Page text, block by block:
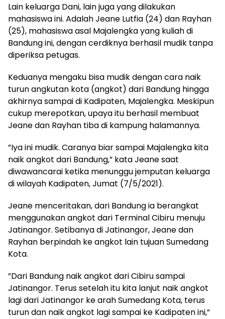
Lain keluarga Dani, lain juga yang dilakukan
mahasiswa ini. Adalah Jeane Lutfia (24) dan Rayhan
(25), mahasiswa asal Majalengka yang kuliah di
Bandung ini, dengan cerdiknya berhasil mudik tanpa
diperiksa petugas.
Keduanya mengaku bisa mudik dengan cara naik
turun angkutan kota (angkot) dari Bandung hingga
akhirnya sampai di Kadipaten, Majalengka. Meskipun
cukup merepotkan, upaya itu berhasil membuat
Jeane dan Rayhan tiba di kampung halamannya.
”Iya ini mudik. Caranya biar sampai Majalengka kita
naik angkot dari Bandung,” kata Jeane saat
diwawancarai ketika menunggu jemputan keluarga
di wilayah Kadipaten, Jumat (7/5/2021).
Jeane menceritakan, dari Bandung ia berangkat
menggunakan angkot dari Terminal Cibiru menuju
Jatinangor. Setibanya di Jatinangor, Jeane dan
Rayhan berpindah ke angkot lain tujuan Sumedang
Kota.
”Dari Bandung naik angkot dari Cibiru sampai
Jatinangor. Terus setelah itu kita lanjut naik angkot
lagi dari Jatinangor ke arah Sumedang Kota, terus
turun dan naik angkot lagi sampai ke Kadipaten ini,”